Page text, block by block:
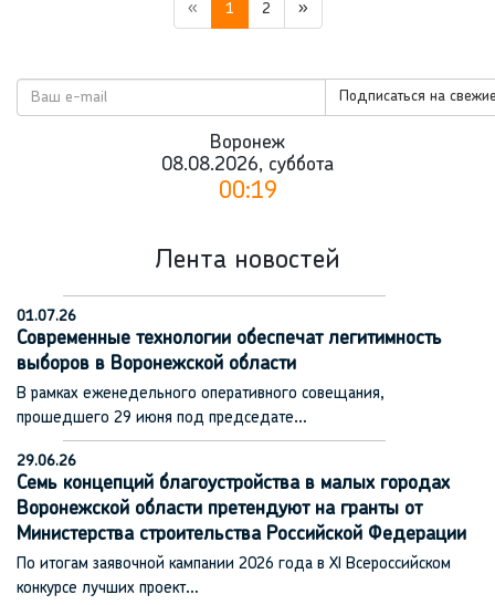
« 1 2 »
Подписаться на
Воронеж
08.08.2026, суббота
00:19
Лента новостей
01.07.26
Современные технологии обеспечат легитимность
выборов в Воронежской области
В рамках еженедельного оперативного совещания,
прошедшего 29 июня под председате…
29.06.26
Семь концепций благоустройства в малых городах
Воронежской области претендуют на гранты от
Министерства строительства Российской Федерации
По итогам заявочной кампании 2026 года в XI Всероссийском
конкурсе лучших проект…